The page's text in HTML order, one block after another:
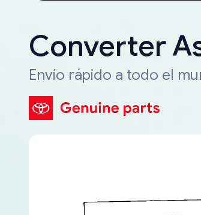
Converter
Envío rápido a todo el